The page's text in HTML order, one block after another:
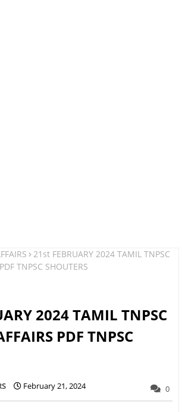
21st FEBRUARY 2024 TAMIL TNPSC
TNPSC SHOUTERS
2024 TAMIL TNPSC
PDF TNPSC
February 21, 2024 0